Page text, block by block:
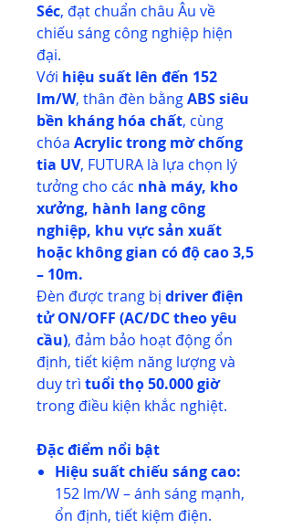
Séc, đạt chuẩn châu Âu về
chiếu sáng công nghiệp hiện
đại.
Với hiệu suất lên đến 152
lm/W, thân đèn bằngABS siêu
bền kháng hóa chất, cùng
chóa Acrylic trong mờ chống
tia UV, FUTURA là lựa chọn lý
tưởng cho các nhà máy, kho
xưởng, hành lang công
nghiệp, khu vực sản xuất
hoặc không gian có độ cao 3,5
– 10m.
Đèn được trang bị driver điện
tử ON/OFF (AC/DC theo yêu
cầu), đảm bảo hoạt động ổn
định, tiết kiệm năng lượng và
duy trì tuổi thọ 50.000 giờ
trong điều kiện khắc nghiệt.
Đặc điểm nổi bật
Hiệu suất chiếu sáng cao:
152 lm/W – ánh sáng mạnh,
ổn định, tiết kiệm điện.